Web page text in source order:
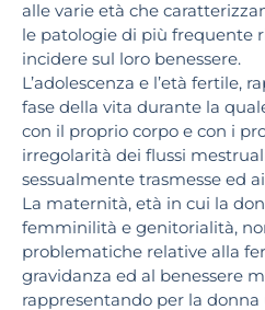
alle varie età che
le patologie di più frequente
incidere sul loro benessere.
L’adolescenza e l’età fertile,
fase della vita durante la
con il proprio corpo e con i
irregolarità dei flussi
sessualmente trasmesse ed
La maternità, età in cui la
femminilità e genitorialità,
problematiche relative alla
gravidanza ed al benessere
rappresentando per la